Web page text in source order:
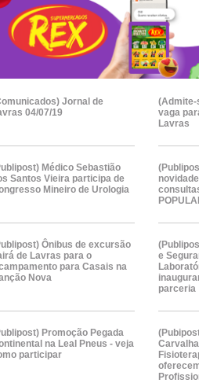
Jornal de
04/07/19
(Admite-
vaga
Lavras
Médico Sebastião
Santos Vieira participa de
Mineiro de Urologia
Ônibus de excursão
de Lavras para o
para Casais na
Nova
e
parceria
Promoção Pegada
na Leal Pneus - veja
participar